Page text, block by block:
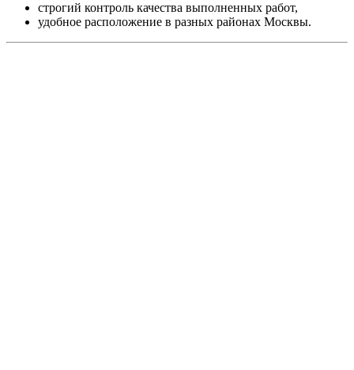
строгий контроль качества выполненных работ,
удобное расположение в разных районах Москвы.